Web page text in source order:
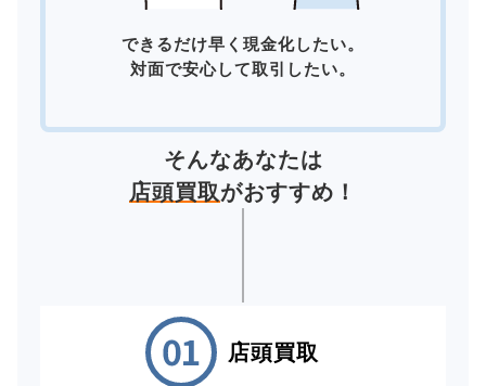
できるだけ早く現金化したい。
対面で安心して取引したい。
そんなあなたは
店頭買取がおすすめ！
店頭買取